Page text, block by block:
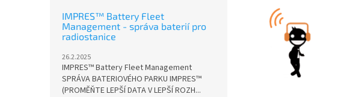
IMPRES™ Battery Fleet
Management - správa baterií pro
radiostanice
26.2.2025
IMPRES™ Battery Fleet Management
SPRÁVA BATERIOVÉHO PARKU IMPRES™
(PROMĚŇTE LEPŠÍ DATA V LEPŠÍ ROZH...